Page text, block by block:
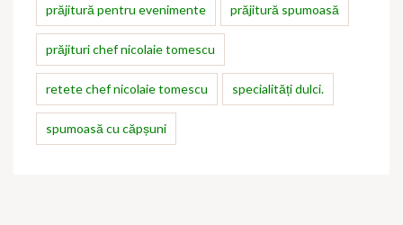
prăjitură pentru evenimente prăjitură spumoasă
prăjituri chef nicolaie tomescu
retete chef nicolaie tomescu specialități dulci.
spumoasă cu căpșuni